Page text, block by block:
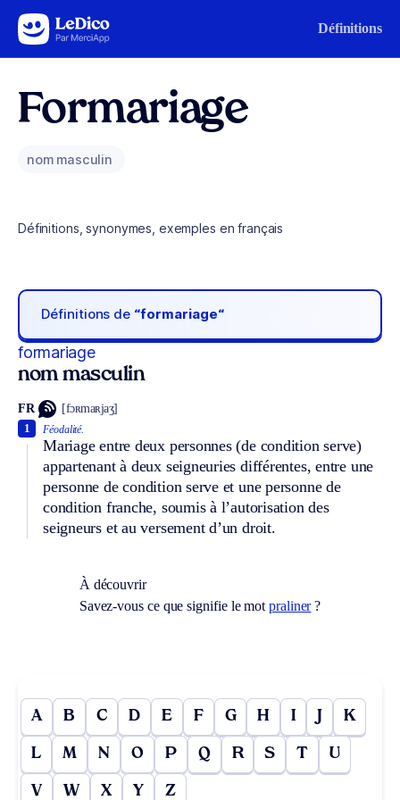
Aller au contenu Définitions
Formariage
nom masculin
Définitions, synonymes, exemples en français
Définitions de “formariage“
formariage
nom masculin
FR [fɔʀmaʀjaʒ]
Féodalité.
Mariage entre deux personnes (de condition serve)
appartenant à deux seigneuries différentes, entre une
personne de condition serve et une personne de
condition franche, soumis à l’autorisation des
seigneurs et au versement d’un droit.
1
À découvrir
Savez-vous ce que signifie le motpraliner?
A B C D E F G H I J K
L M N O P Q R S T U
V W X Y Z